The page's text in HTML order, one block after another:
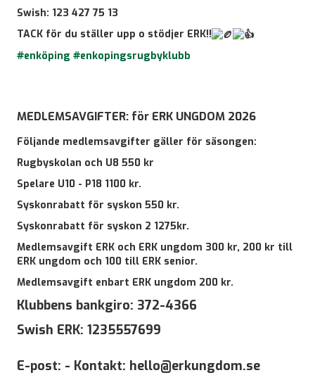
Swish: 123 427 75 13
TACK för du ställer upp o stödjer ERK!!
#enköping #enkopingsrugbyklubb
MEDLEMSAVGIFTER: för ERK UNGDOM 2026
Följande medlemsavgifter gäller för säsongen:
Rugbyskolan och U8 550 kr
Spelare U10 - P18 1100 kr.
Syskonrabatt för syskon 550 kr.
Syskonrabatt för syskon 2 1275kr.
Medlemsavgift ERK och ERK ungdom 300 kr, 200 kr till
ERK ungdom och 100 till ERK senior.
Medlemsavgift enbart ERK ungdom 200 kr.
Klubbens bankgiro: 372-4366
Swish ERK: 1235557699
E-post: - Kontakt: hello@erkungdom.se